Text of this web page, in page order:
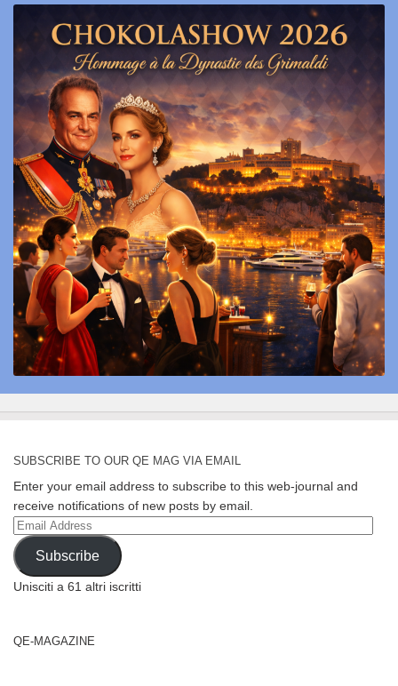
SUBSCRIBE TO OUR QE MAG VIA EMAIL
Enter your email address to subscribe to this web-journal and
receive notifications of new posts by email.
Email
Address
Subscribe
Unisciti a 61 altri iscritti
QE-MAGAZINE